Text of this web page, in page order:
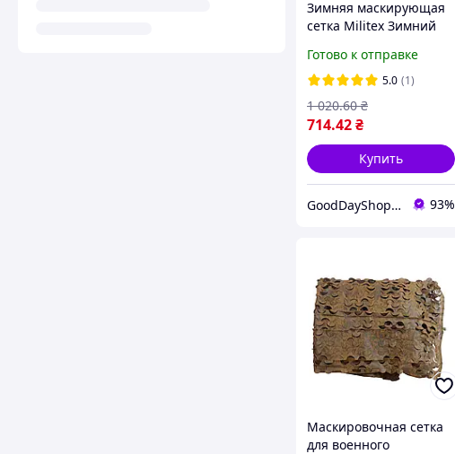
Зимняя маскирующая
сетка Militex Зимний
(площадь 15 кв.м.)
Готово к отправке
5.0 (1)
714.42₴
1 020.60 ₴
Купить
GoodDayShop - Онлайн магазин различных товаров 93%
Маскировочная сетка
для военного